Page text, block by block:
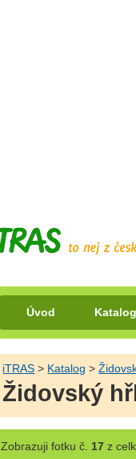
Úvod Katalog
iTRAS > Katalog >
Židovský
Zobrazujifotku č. 17z